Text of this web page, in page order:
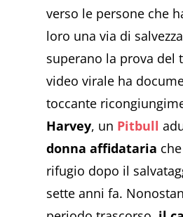
verso le persone che
loro una via di
superano la prova del
video virale ha
toccante
Harvey, un Pitbull
donna affidataria
rifugio dopo il
sette anni fa.